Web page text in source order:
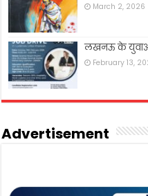
March 2, 2026
लखनऊ के युवाओं
February 13,
Advertisement